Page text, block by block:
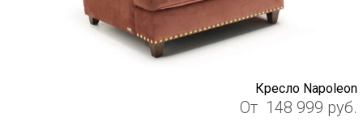
Кресло Napoleon
От 148 999 руб.